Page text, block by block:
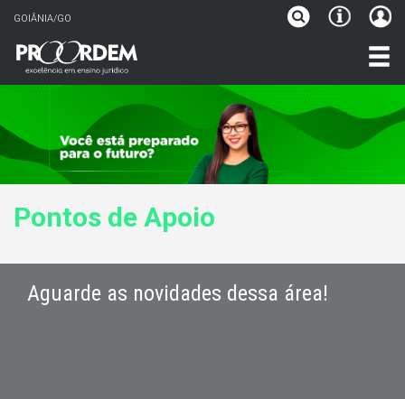
GOIÂNIA/GO
Pontos de Apoio
Aguarde as novidades dessa área!